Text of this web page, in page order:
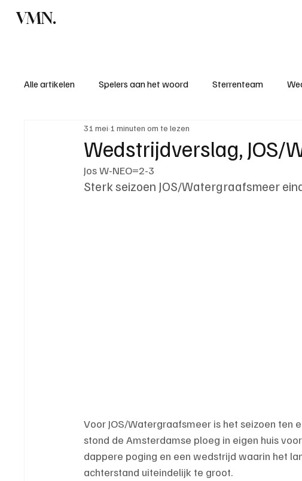
VMN.
Alle artikelen Spelers aan het woord Sterrenteam
Standen & uitslagen KM - Meest sportieve ploeg
KM - Meest scorende ploeg Bekervoetbal Ster van
Wedstrijdverslag, JOS/
31 mei 1 minuten om te lezen
Jos W-NEO=2-3
Sterk seizoen JOS/Watergraafsmeer
Voor JOS/Watergraafsmeer is het seizoen ten
stond de Amsterdamse ploeg in eigen huis
dappere poging en een wedstrijd waarin het
achterstand uiteindelijk te groot.